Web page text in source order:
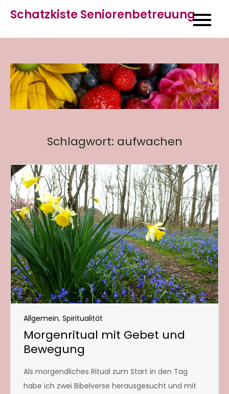
content
Schatzkiste Seniorenbetreuung
Schlagwort: aufwachen
Allgemein, Spiritualität
Morgenritual mit Gebet und
Bewegung
Als morgendliches Ritual zum Start in den Tag
habe ich zwei Bibelverse herausgesucht und mit